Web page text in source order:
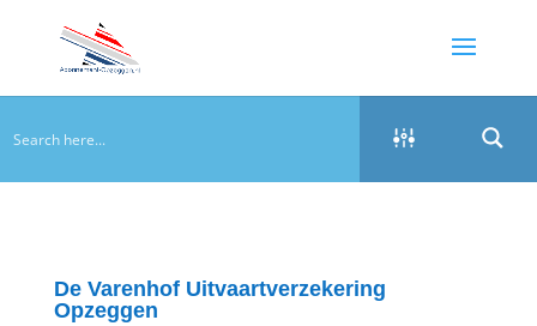
De Varenhof Uitvaartverzekering
Opzeggen